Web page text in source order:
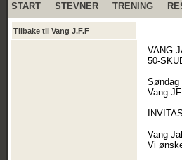
START STEVNER TRENING
Tilbake til Vang J.F.F
VANG
50-
Søndag
Vang
Vang
Vi